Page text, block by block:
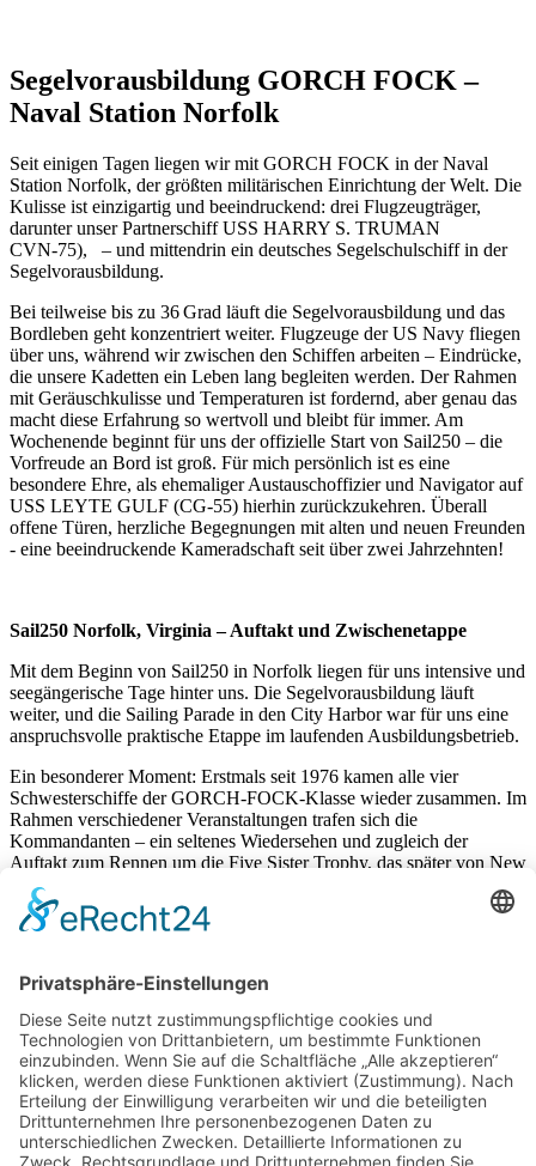
Segelvorausbildung GORCH FOCK –
Naval Station Norfolk
Seit einigen Tagen liegen wir mit GORCH FOCK in der Naval
Station Norfolk, der größten militärischen Einrichtung der Welt. Die
Kulisse ist einzigartig und beeindruckend: drei Flugzeugträger,
darunter unser Partnerschiff USS HARRY S. TRUMAN
CVN‑75), – und mittendrin ein deutsches Segelschulschiff in der
Segelvorausbildung.
Bei teilweise bis zu 36 Grad läuft die Segelvorausbildung und das
Bordleben geht konzentriert weiter. Flugzeuge der US Navy fliegen
über uns, während wir zwischen den Schiffen arbeiten – Eindrücke,
die unsere Kadetten ein Leben lang begleiten werden. Der Rahmen
mit Geräuschkulisse und Temperaturen ist fordernd, aber genau das
macht diese Erfahrung so wertvoll und bleibt für immer. Am
Wochenende beginnt für uns der offizielle Start von Sail250 – die
Vorfreude an Bord ist groß. Für mich persönlich ist es eine
besondere Ehre, als ehemaliger Austauschoffizier und Navigator auf
USS LEYTE GULF (CG‑55) hierhin zurückzukehren. Überall
offene Türen, herzliche Begegnungen mit alten und neuen Freunden
- eine beeindruckende Kameradschaft seit über zwei Jahrzehnten!
Sail250 Norfolk, Virginia – Auftakt und Zwischenetappe
Mit dem Beginn von Sail250 in Norfolk liegen für uns intensive und
seegängerische Tage hinter uns. Die Segelvorausbildung läuft
weiter, und die Sailing Parade in den City Harbor war für uns eine
anspruchsvolle praktische Etappe im laufenden Ausbildungsbetrieb.
Ein besonderer Moment: Erstmals seit 1976 kamen alle vier
Schwesterschiffe der GORCH‑FOCK‑Klasse wieder zusammen. Im
Rahmen verschiedener Veranstaltungen trafen sich die
Kommandanten – ein seltenes Wiedersehen und zugleich der
Auftakt zum Rennen um die Five Sister Trophy, das später von New
York nach Boston ausgetragen wird.
In der Parade liefen wir als einziges Schiff unter Vollzeug ein. Das
haben das sauber und sicher gefahren und können darauf stolz sein.
Dazu kamen zahlreiche Begegnungen mit anderen Schiffen und
Crews, die den besonderen maritimen Charakter von Sail250
prägen. Der Austausch war offen, kameradschaftlich und von
gegenseitigem Respekt getragen.